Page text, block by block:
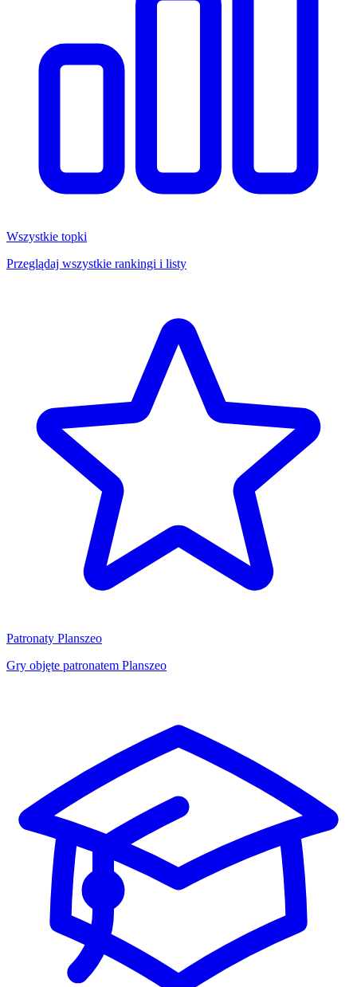
Wszystkie topki
Przeglądaj wszystkie rankingi i listy
Patronaty Planszeo
Gry objęte patronatem Planszeo